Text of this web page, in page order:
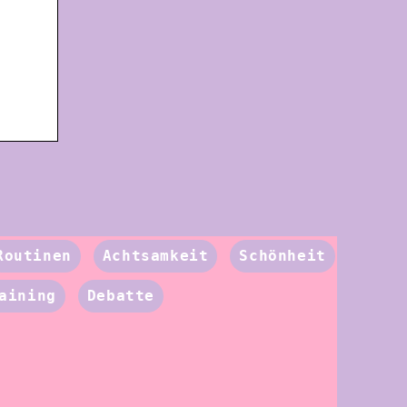
Achtsamkeit Schönheit
Debatte